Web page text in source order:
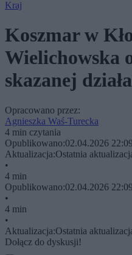
Kraj
Koszmar w
Wielichowska
skazanej
Opracowano przez:
Agnieszka Waś-Turecka
4 min czytania
Opublikowano:02.04.2026 22:09
Aktualizacja:Ostatnia
•
4 min
Opublikowano:02.04.2026 22:09
•
4 min
•
Aktualizacja:Ostatnia
Dołącz do dyskusji!